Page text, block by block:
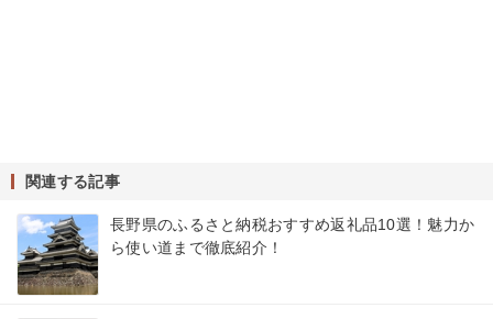
関連する記事
長野県のふるさと納税おすすめ返礼品10選！魅力か
ら使い道まで徹底紹介！